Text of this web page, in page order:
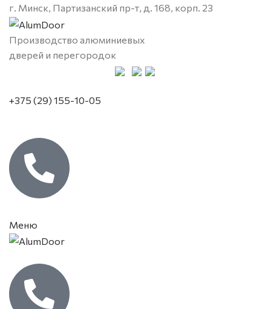
г. Минск, Партизанский пр-т, д. 168, корп. 23
Производство алюминиевых
дверей и перегородок
+375 (29) 155-10-05
Меню